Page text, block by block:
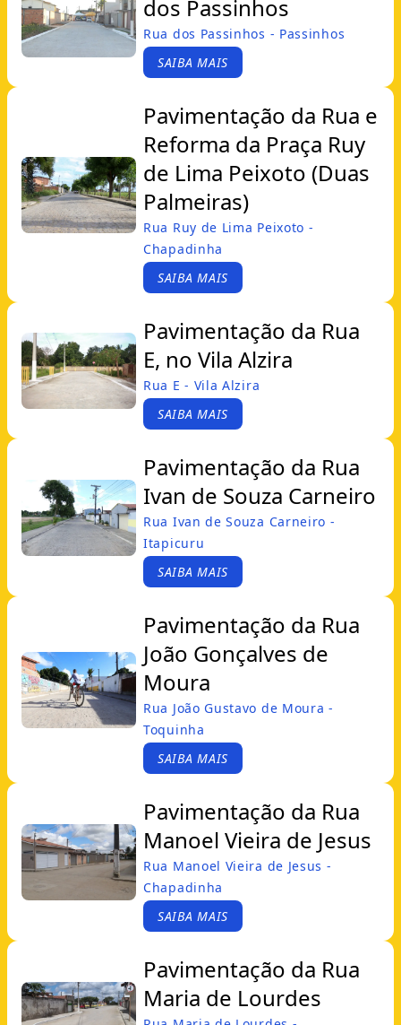
dos Passinhos
Rua dos Passinhos - Passinhos
SAIBA MAIS
Pavimentação da Rua e
Reforma da Praça Ruy
de Lima Peixoto (Duas
Palmeiras)
Rua Ruy de Lima Peixoto -
Chapadinha
SAIBA MAIS
Pavimentação da Rua
E, no Vila Alzira
Rua E - Vila Alzira
SAIBA MAIS
Pavimentação da Rua
Ivan de Souza Carneiro
Rua Ivan de Souza Carneiro -
Itapicuru
SAIBA MAIS
Pavimentação da Rua
João Gonçalves de
Moura
Rua João Gustavo de Moura -
Toquinha
SAIBA MAIS
Pavimentação da Rua
Manoel Vieira de Jesus
Rua Manoel Vieira de Jesus -
Chapadinha
SAIBA MAIS
Pavimentação da Rua
Maria de Lourdes